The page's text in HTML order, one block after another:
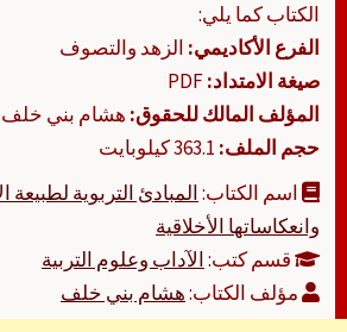
الكتاب كما يلي:
الفرع الأكاديمي: الزهد والتصوف
صيغة الامتداد:
المؤلف المالك للحقوق: هشام بني خلف
حجم الملف:
اسم الكتاب:المبادئ التربوية
وانعكاساتها الأخلاقية
قسم كتب:الآداب وعلوم التربية
مؤلف الكتاب:هشام بني خلف